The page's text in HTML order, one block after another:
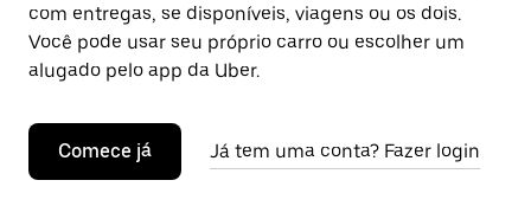
com entregas, se disponíveis, viagens ou os dois.
Você pode usar seu próprio carro ou escolher um
alugado pelo app da Uber.
Comece já Já tem uma conta? Fazer login